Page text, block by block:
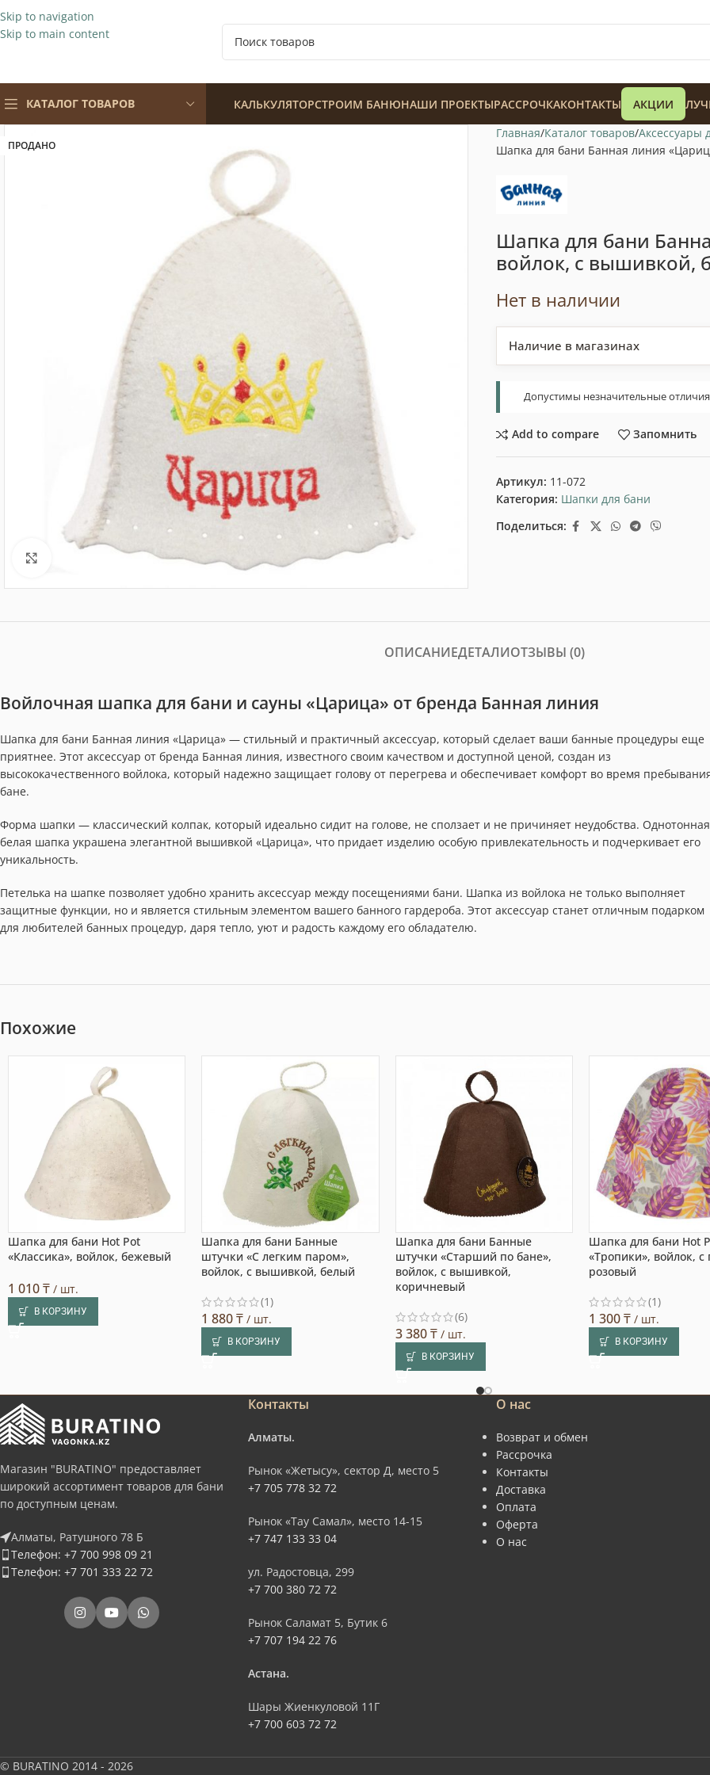
Skip to navigation
Skip to main content
КАТАЛОГ ТОВАРОВ
128 900₸
КАЛЬКУЛЯТОРСТРОИМ БАНЮНАШИ ПРОЕКТЫРАССРОЧКАКОНТАКТЫ АКЦИИ
ПРОДАНО
Нажмите, чтобы увеличить
Главная Каталог товаров Аксессуары
Шапка для бани Банная линия
Шапка для бани
войлок, с вышивкой,
Нет в наличии
Наличие в магазинах
Допустимы незначительные
Add to compare Запомнить
Артикул: 11-072
Категория: Шапки для бани
Поделиться:
ОПИСАНИЕДЕТАЛИОТЗЫВЫ (0)
Войлочная шапка для бани и сауны «Царица» от бренда Банная линия
Шапка для бани Банная линия «Царица» — стильный и практичный аксессуар, который сделает ваши банные процедуры еще
приятнее. Этот аксессуар от бренда Банная линия, известного своим качеством и доступной ценой, создан из
высококачественного войлока, который надежно защищает голову от перегрева и обеспечивает комфорт во время
бане.
Форма шапки — классический колпак, который идеально сидит на голове, не сползает и не причиняет неудобства. Однотонная
белая шапка украшена элегантной вышивкой «Царица», что придает изделию особую привлекательность и подчеркивает его
уникальность.
Петелька на шапке позволяет удобно хранить аксессуар между посещениями бани. Шапка из войлока не только выполняет
защитные функции, но и является стильным элементом вашего банного гардероба. Этот аксессуар станет отличным подарком
для любителей банных процедур, даря тепло, уют и радость каждому его обладателю.
Похожие
Шапка для бани Hot Pot
«Классика», войлок, бежевый
1 010₸ / шт.
В КОРЗИНУ
Шапка для бани Банные
штучки «С легким паром»,
войлок, с вышивкой, белый
(1)
1 880₸ / шт.
В КОРЗИНУ
Шапка для бани Банные
штучки «Старший по бане»,
войлок, с вышивкой,
коричневый
(6)
3 380₸/ шт.
В КОРЗИНУ
Шапка для бани Hot
«Тропики», войлок,
розовый
(1)
1 300₸ / шт.
В КОРЗИНУ
Магазин "BURATINO" предоставляет
широкий ассортимент товаров для бани
по доступным ценам.
Алматы, Ратушного 78 Б
Телефон: +7 700 998 09 21
Телефон: +7 701 333 22 72
Контакты
Алматы.
Рынок «Жетысу», сектор Д, место 5
+7 705 778 32 72
Рынок «Тау Самал», место 14-15
+7 747 133 33 04
ул. Радостовца, 299
+7 700 380 72 72
Рынок Саламат 5, Бутик 6
+7 707 194 22 76
Астана.
Шары Жиенкуловой 11Г
+7 700 603 72 72
О нас
Возврат и обмен
Рассрочка
Контакты
Доставка
Оплата
Оферта
О нас
© BURATINO 2014 - 2026